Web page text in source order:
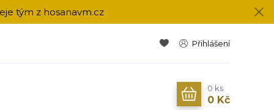
tým z hosanavm.cz
Přihlášení
0 ks
0 Kč